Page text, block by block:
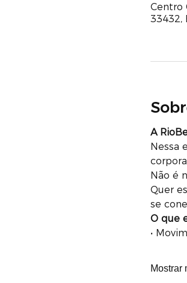
Centro
33432,
A
Nessa
Não é
Quer
se
O que
•
Mostrar